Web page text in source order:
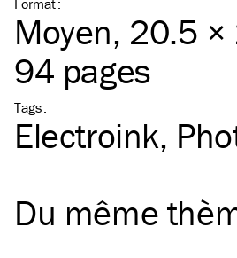
Format:
Moyen, 20.5 ×
94 pages
Tags:
Electroink
Du même